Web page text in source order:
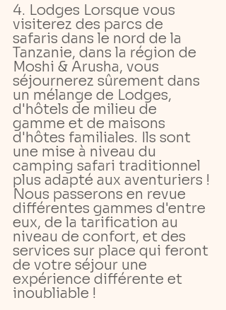
4. Lodges Lorsque vous
visiterez des parcs de
safaris dans le nord de la
Tanzanie, dans la région de
Moshi & Arusha, vous
séjournerez sûrement dans
un mélange de Lodges,
d'hôtels de milieu de
gamme et de maisons
d'hôtes familiales. Ils sont
une mise à niveau du
camping safari traditionnel
plus adapté aux aventuriers !
Nous passerons en revue
différentes gammes d'entre
eux, de la tarification au
niveau de confort, et des
services sur place qui feront
de votre séjour une
expérience différente et
inoubliable !